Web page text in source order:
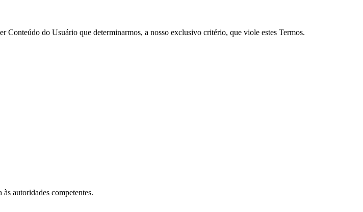
Conteúdo do Usuário que determinarmos, a nosso exclusivo critério, que viole estes Termos.
autoridades competentes.